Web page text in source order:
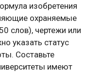
изобретения
охраняемые
слов), чертежи или
указать статус
Составьте
имеют